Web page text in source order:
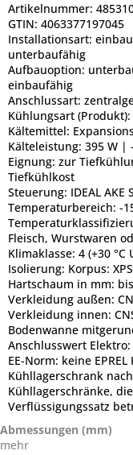
Artikelnummer:
GTIN: 4063377197045
Installationsart:
unterbaufähig
Aufbauoption:
einbaufähig
Anschlussart:
Kühlungsart (Produkt):
Kältemittel:
Kälteleistung: 395 W |
Eignung: zur
Tiefkühlkost
Steuerung: IDEAL
Temperaturbereich: -
Fleisch, Wurstwaren
Klimaklasse: 4 (+30 °C
Isolierung: Korpus:
Hartschaum in mm:
Verkleidung außen:
Verkleidung innen:
Bodenwanne
Anschlusswert Elektro:
EE-Norm: keine
Kühllagerschrank
Kühllagerschränke,
Verflüssigungssatz
Abmessungen (mm)
mehr